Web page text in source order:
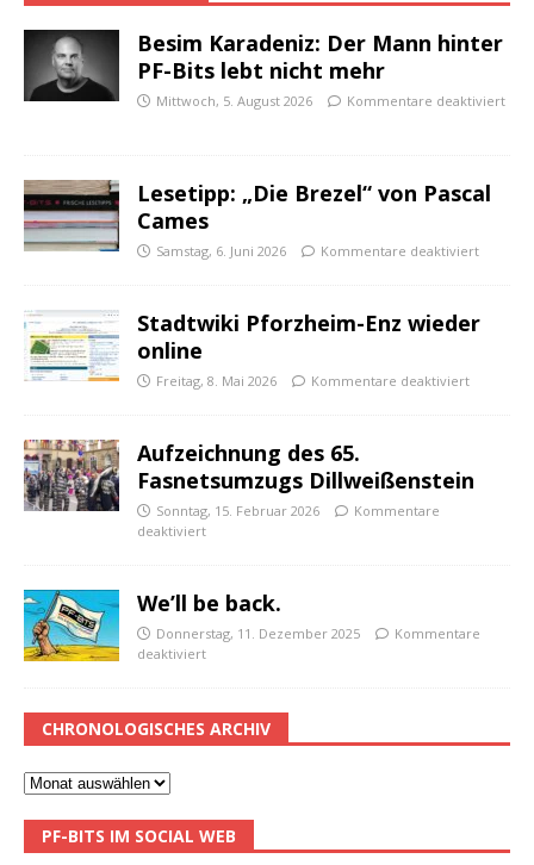
Besim Karadeniz: Der Mann hinter
PF-Bits lebt nicht mehr
Mittwoch, 5. August 2026 Kommentare deaktiviert
Lesetipp: „Die Brezel“ von Pascal
Cames
Samstag, 6. Juni 2026 Kommentare deaktiviert
Stadtwiki Pforzheim-Enz wieder
online
Freitag, 8. Mai 2026 Kommentare deaktiviert
Aufzeichnung des 65.
Fasnetsumzugs Dillweißenstein
Sonntag, 15. Februar 2026
Kommentare
deaktiviert
We’ll be back.
Donnerstag, 11. Dezember 2025
Kommentare
deaktiviert
CHRONOLOGISCHES ARCHIV
PF-BITS IM SOCIAL WEB